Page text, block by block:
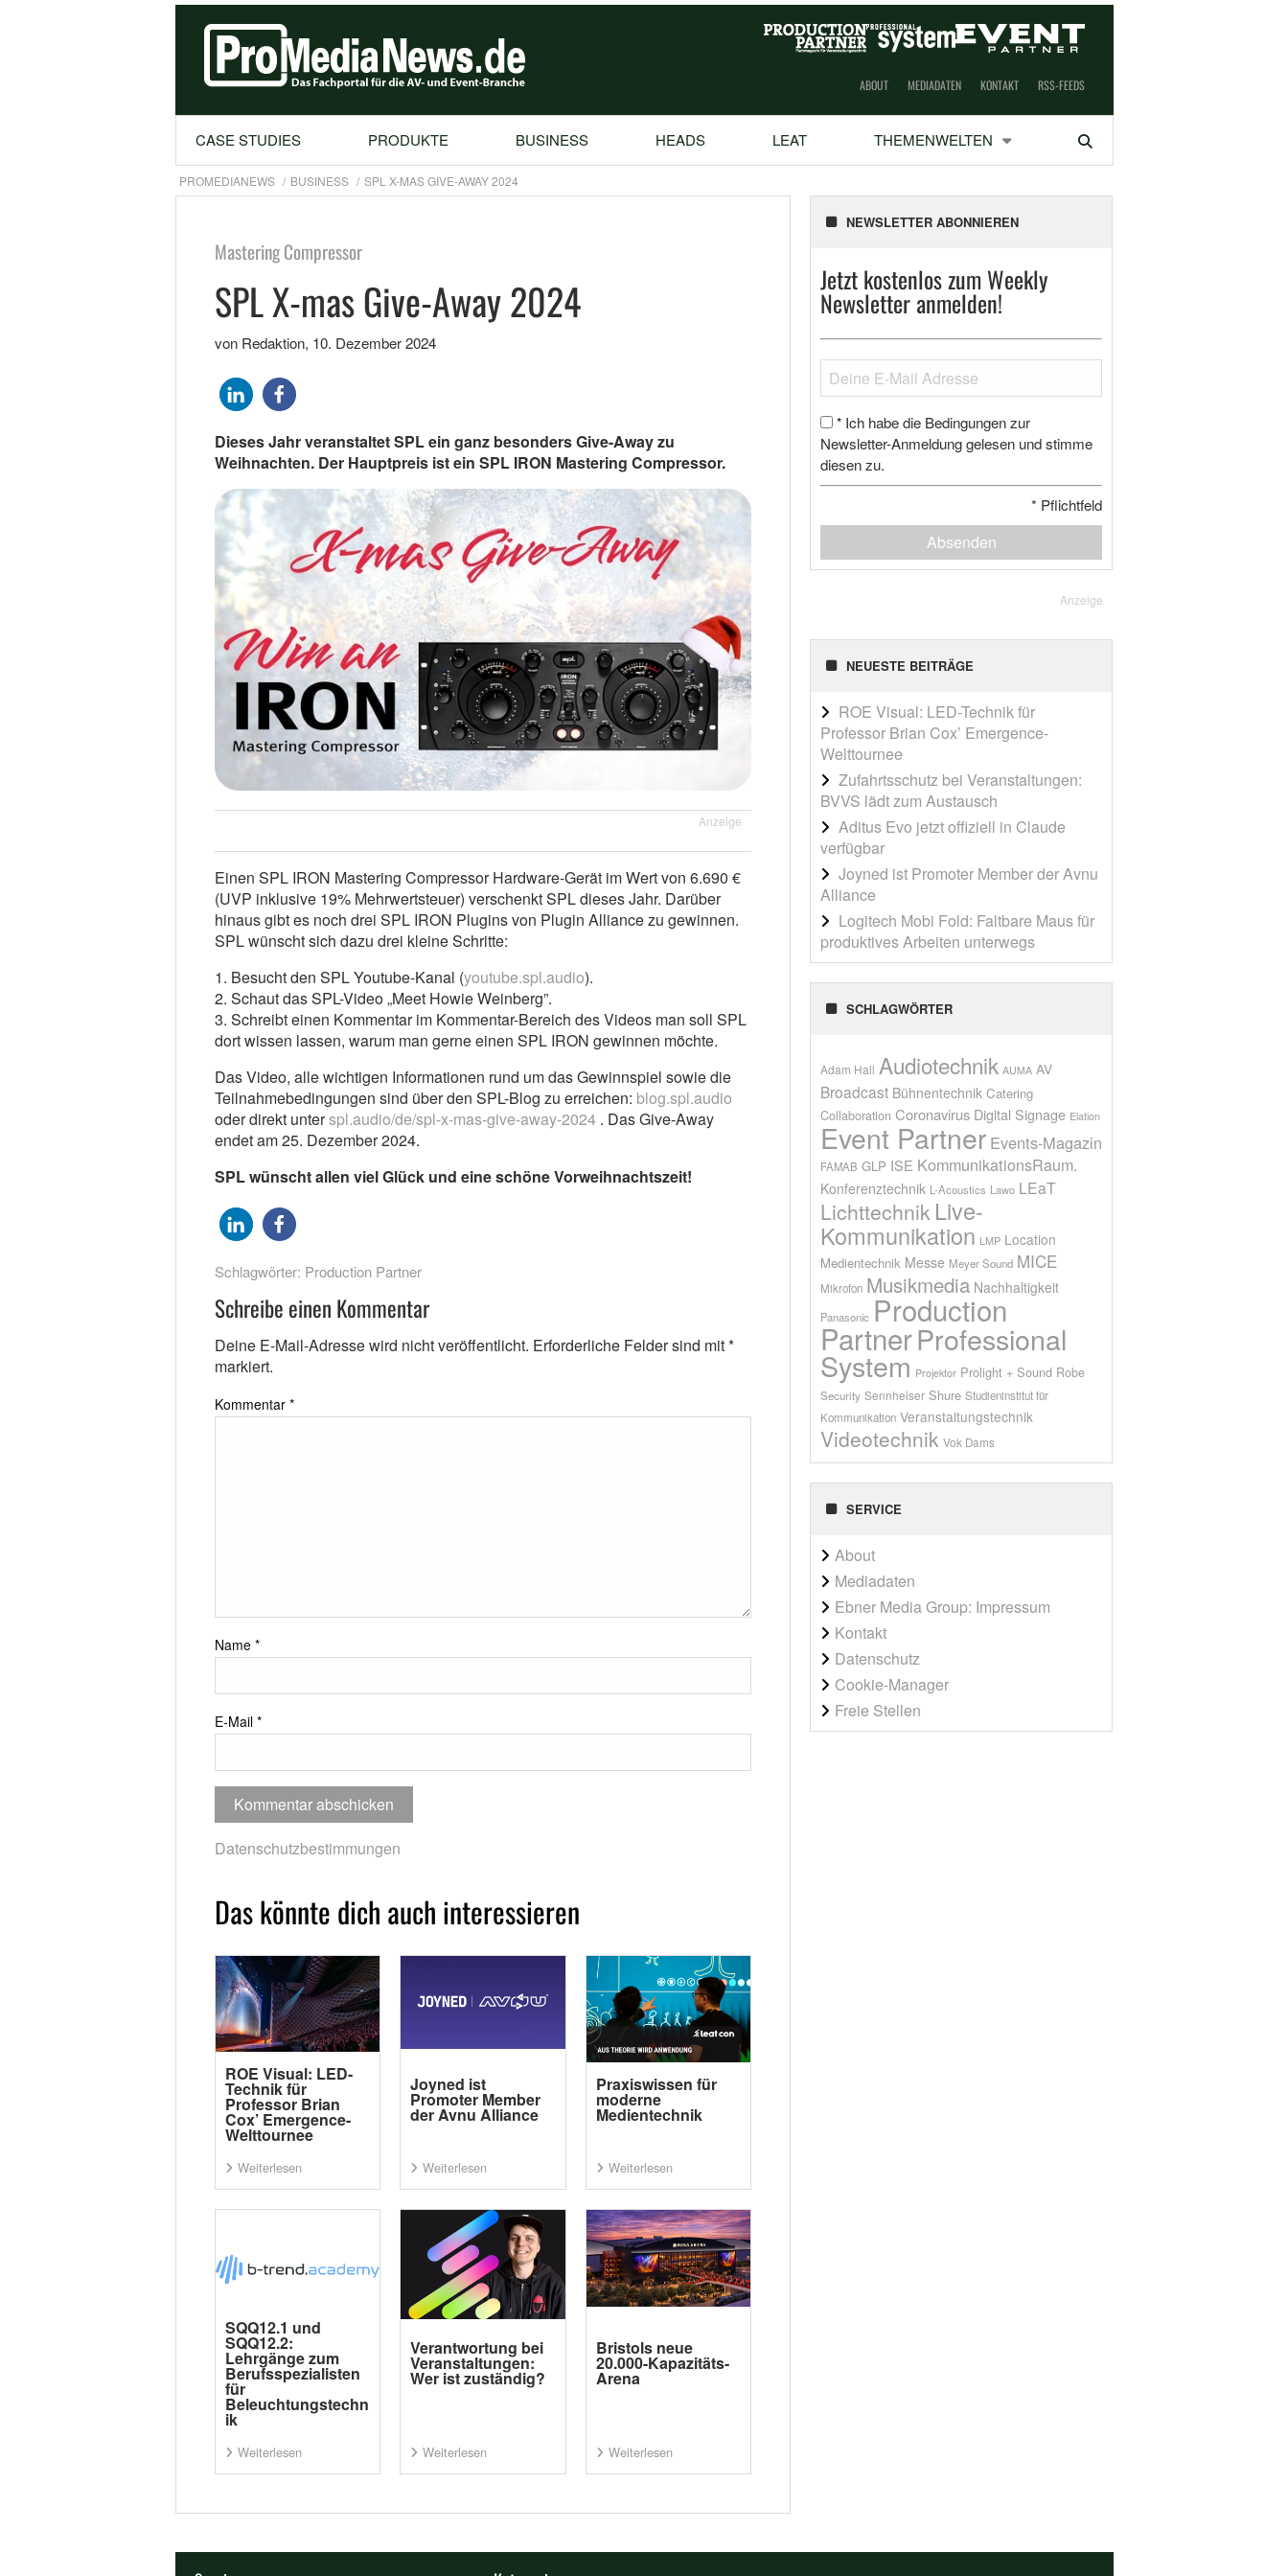
ABOUT MEDIADATEN KONTAKT RSS-FEEDS
CASE STUDIES PRODUKTE BUSINESS HEADS LEAT THEMENWELTEN Suchen
PROMEDIANEWS BUSINESS SPL X-MAS GIVE-AWAY 2024
Mastering Compressor
SPL X-mas Give-Away 2024
von Redaktion, 10. Dezember 2024
Dieses Jahr veranstaltet SPL ein ganz besonders Give-Away zu
Weihnachten. Der Hauptpreis ist ein SPL IRON Mastering Compressor.
Anzeige
Einen SPL IRON Mastering Compressor Hardware-Gerät im Wert von 6.690 €
(UVP inklusive 19% Mehrwertsteuer) verschenkt SPL dieses Jahr. Darüber
hinaus gibt es noch drei SPL IRON Plugins von Plugin Alliance zu gewinnen.
SPL wünscht sich dazu drei kleine Schritte:
1. Besucht den SPL Youtube-Kanal (youtube.spl.audio).
2. Schaut das SPL-Video „Meet Howie Weinberg”.
3. Schreibt einen Kommentar im Kommentar-Bereich des Videos man soll SPL
dort wissen lassen, warum man gerne einen SPL IRON gewinnen möchte.
Das Video, alle wichtigen Informationen rund um das Gewinnspiel sowie die
Teilnahmebedingungen sind über den SPL-Blog zu erreichen: blog.spl.audio
oder direkt unterspl.audio/de/spl-x-mas-give-away-2024 . Das Give-Away
endet am 25. Dezember 2024.
SPL wünscht allen viel Glück und eine schöne Vorweihnachtszeit!
Schlagwörter: Production Partner
Schreibe einen Kommentar
Deine E-Mail-Adresse wird nicht veröffentlicht. Erforderliche Felder sind mit*
markiert.
Kommentar *
Name *
E-Mail *
Datenschutzbestimmungen
Das könnte dich auch interessieren
ROE Visual: LED-
Technik für
Professor Brian
Cox’ Emergence-
Welttournee
Weiterlesen
Joyned ist
Promoter Member
der Avnu Alliance
Weiterlesen
Praxiswissen für
moderne
Medientechnik
Weiterlesen
SQQ12.1 und
SQQ12.2:
Lehrgänge zum
Berufsspezialisten
für
Beleuchtungstechn
ik
Weiterlesen
Verantwortung bei
Veranstaltungen:
Wer ist zuständig?
Weiterlesen
Bristols neue
20.000-Kapazitäts-
Arena
Weiterlesen
NEWSLETTER ABONNIEREN
Jetzt kostenlos zum Weekly
Newsletter anmelden!
* Ich habe die Bedingungen zur
Newsletter-Anmeldung gelesen und stimme
diesen zu.
* Pflichtfeld
Absenden
Anzeige
NEUESTE BEITRÄGE
ROE Visual: LED-Technik für
Professor Brian Cox’ Emergence-
Welttournee
Zufahrtsschutz bei Veranstaltungen:
BVVS lädt zum Austausch
Aditus Evo jetzt offiziell in Claude
verfügbar
Joyned ist Promoter Member der Avnu
Alliance
Logitech Mobi Fold: Faltbare Maus für
produktives Arbeiten unterwegs
SCHLAGWÖRTER
Adam Hall Audiotechnik AUMA AV
Broadcast Bühnentechnik Catering
Collaboration Coronavirus Digital Signage Elation
Event Partner Events-Magazin
FAMAB GLP ISE KommunikationsRaum.
Konferenztechnik L-Acoustics Lawo LEaT
Lichttechnik Live-
Kommunikation LMP Location
Medientechnik Messe Meyer Sound MICE
Mikrofon Musikmedia Nachhaltigkeit
Panasonic Production
PartnerProfessional
System Projektor Prolight + Sound Robe
Security Sennheiser Shure Studieninstitut für
Kommunikation Veranstaltungstechnik
Videotechnik Vok Dams
SERVICE
About
Mediadaten
Ebner Media Group: Impressum
Kontakt
Datenschutz
Cookie-Manager
Freie Stellen